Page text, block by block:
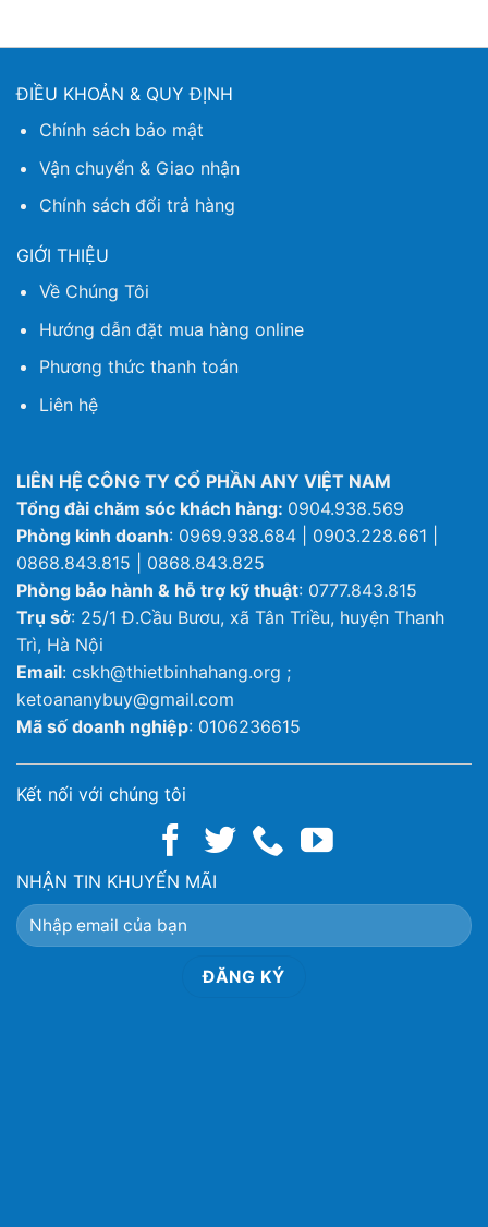
ĐIỀU KHOẢN & QUY ĐỊNH
Chính sách bảo mật
Vận chuyển & Giao nhận
Chính sách đổi trả hàng
GIỚI THIỆU
Về Chúng Tôi
Hướng dẫn đặt mua hàng online
Phương thức thanh toán
Liên hệ
LIÊN HỆ CÔNG TY CỔ PHẦN ANY VIỆT NAM
Tổng đài chăm sóc khách hàng: 0904.938.569
Phòng kinh doanh: 0969.938.684 | 0903.228.661 |
0868.843.815 | 0868.843.825
Phòng bảo hành & hỗ trợ kỹ thuật: 0777.843.815
Trụ sở: 25/1 Đ.Cầu Bươu, xã Tân Triều, huyện Thanh
Trì, Hà Nội
Email: cskh@thietbinhahang.org ;
ketoananybuy@gmail.com
Mã số doanh nghiệp: 0106236615
Kết nối với chúng tôi
NHẬN TIN KHUYẾN MÃI